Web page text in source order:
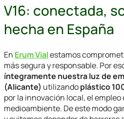
V16: conectada,
hecha en España
En Erum Vialestamos
más segura y responsable. Por
íntegramente nuestra luz de
(Alicante) utilizandoplástico
por la innovación local, el empleo
medioambiente. De este modo